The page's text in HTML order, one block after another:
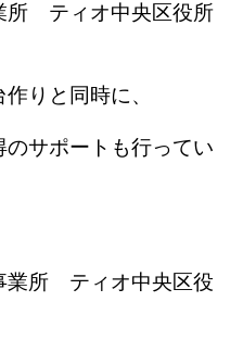
所 ティオ中央区役所
りと同時に、
サポートも行ってい
業所 ティオ中央区役